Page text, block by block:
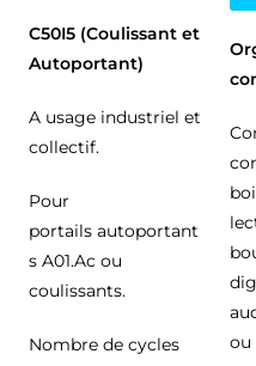
C50I5 (Coulissant et
Autoportant)
A usage industriel et
collectif.
Pour
portails autoportant
s A01.Ac ou
coulissants.
Nombre de cycles
ou